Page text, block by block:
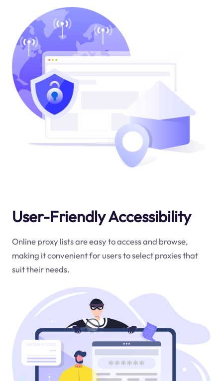
User-Friendly Accessibility
Online proxy lists are easy to access and browse,
making it convenient for users to select proxies that
suit their needs.